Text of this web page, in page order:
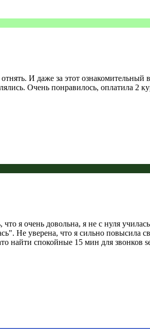
И даже за этот
Очень понравилось, оплатила 2
я очень довольна, я не с нуля
Не уверена, что я сильно повысила
спокойные 15 мин для звонков